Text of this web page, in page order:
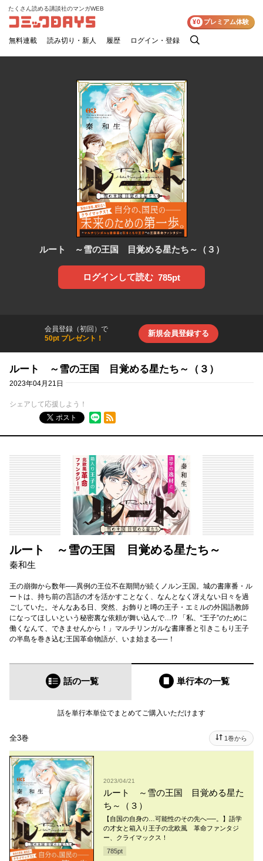
コミックDAYS
たくさん読める講談社のマンガWEB
無料連載 読み切り・新人 履歴 ログイン・登録
検
¥0 プレミアム体験
ルート ～雪の王国 目覚める星たち～（３）
ログインして読む 785pt
会員登録（初回）で
50pt プレゼント！
新規会員登録する
ルート ～雪の王国 目覚める星たち～（３）
2023年04月21日
シェアして応援しよう！
ポスト
RSSフィード
ルート ～雪の王国 目覚める星たち～
秦和生
王の崩御から数年──異例の王位不在期間が続くノルン王国。城の書庫番・ル
ートは、持ち前の言語の才を活かすことなく、なんとなく冴えない日々を過
ごしていた。そんなある日、突然、お飾りと噂の王子・エミルの外国語教師
になってほしいという秘密裏な依頼が舞い込んで…!? 「私、“王子”のために
働くなんて、できませんから！」マルチリンガルな書庫番と引きこもり王子
の半島を巻き込む王国革命物語が、いま始まる──！
話の一覧 単行本の一覧
話を単行本単位でまとめてご購入いただけます
全3巻 1巻から
2023/04/21
ルート ～雪の王国 目覚める星た
ち～（３）
【自国の自身の…可能性のその先へ──。】語学
の才女と箱入り王子の北欧風 革命ファンタジ
ー、クライマックス！
785pt